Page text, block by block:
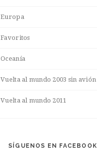
Europa
Favoritos
Oceanía
Vuelta al mundo 2003 sin avión
Vuelta al mundo 2011
SÍGUENOS EN FACEBOOK